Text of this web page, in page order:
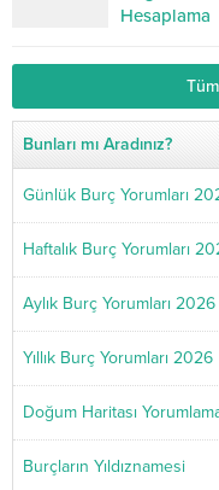
Hesaplama
Bunları mı Aradınız?
Günlük Burç Yorumları
Haftalık Burç Yorumları
Aylık Burç Yorumları 2026
Yıllık Burç Yorumları 2026
Doğum Haritası
Burçların Yıldıznamesi